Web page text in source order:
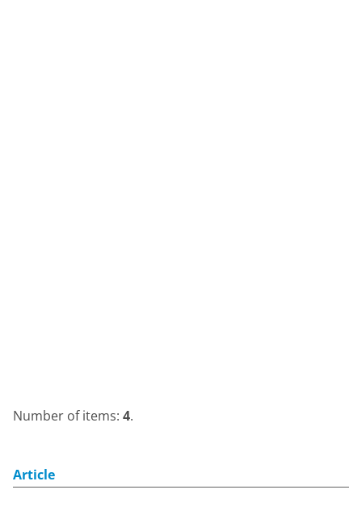
Number of items: 4.
Article